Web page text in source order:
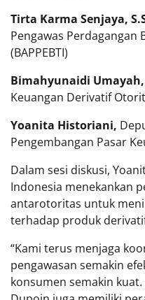
Tirta Karma Senjaya,
Pengawas Perdagangan
(BAPPEBTI)
Bimahyunaidi Umayah,
Keuangan Derivatif
Yoanita Historiani,
Pengembangan Pasar
Dalam sesi diskusi,
Indonesia menekankan
antarotoritas untuk
terhadap produk
“Kami terus menjaga
pengawasan semakin
konsumen semakin